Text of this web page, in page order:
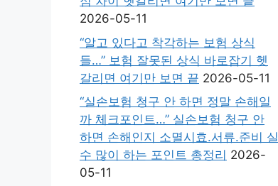
2026-05-11
“알고 있다고 착각하는 보험 상식
들…” 보험 잘못된 상식 바로잡기 헷
갈리면 여기만 보면 끝 2026-05-11
“실손보험 청구 안 하면 정말 손해일
까 체크포인트…” 실손보험 청구 안
하면 손해인지 소멸시효.서류.준비 실
수 많이 하는 포인트 총정리 2026-
05-11